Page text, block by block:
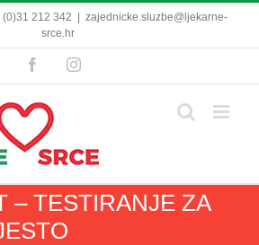
(0)31 212 342
zajednicke.sluzbe@ljekarne-
srce.hr
FacebookInstagram
– TESTIRANJE ZA